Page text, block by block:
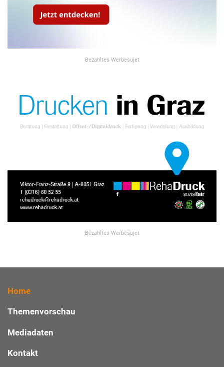
Bezahltes Werbesujet
Bezahltes Werbesujet
Home
Themenvorschau
Mediadaten
Kontakt